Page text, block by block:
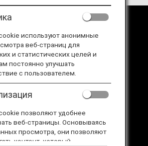
(Для клиентов с ограниченными
используют анонимные
веб-страниц для
и статистических целей и
постоянно улучшать
с пользователем.
позволяют удобнее
веб-страницы. Основываясь
просмотра, они позволяют
контент, который